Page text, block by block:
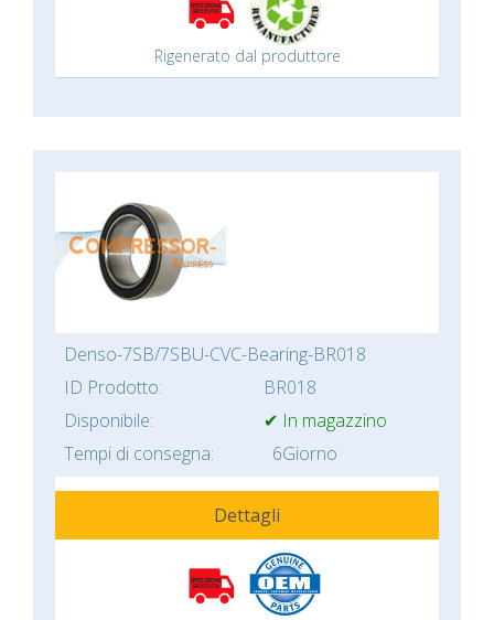
Rigenerato dal produttore
Denso-7SB/7SBU-CVC-Bearing-BR018
ID Prodotto:
BR018
Disponibile:
✔ In magazzino
Tempi di consegna:
6Giorno
Dettagli